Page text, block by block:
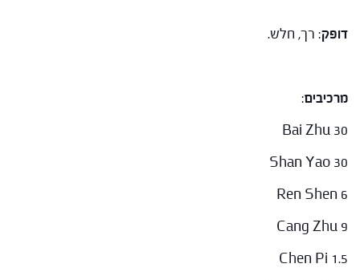
דופק: רך, חלש.
מרכיבים:
Bai Zhu 30
Shan Yao 30
Ren Shen 6
Cang Zhu 9
Chen Pi 1.5